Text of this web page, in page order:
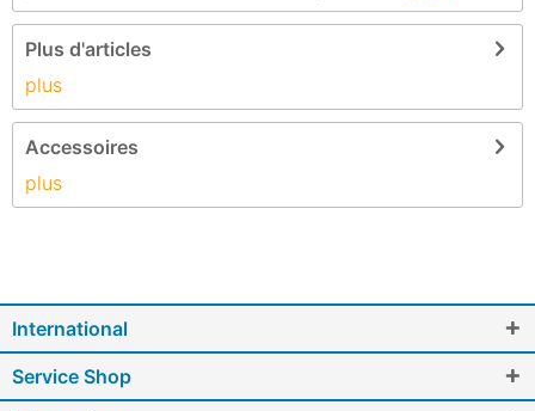
Plus d'articles
plus
Accessoires
plus
International
Service Shop